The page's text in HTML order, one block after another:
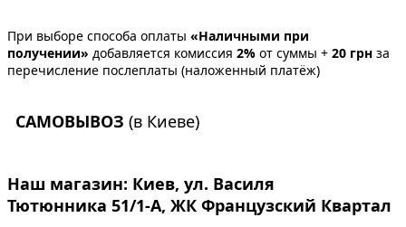
При выборе способа оплаты «Наличными при
получении» добавляется комиссия 2% от суммы + 20 грн за
перечисление послеплаты (наложенный платёж)
САМОВЫВОЗ (в Киеве)
Наш магазин: Киев, ул. Василя
Тютюнника 51/1-А, ЖК Французский Квартал